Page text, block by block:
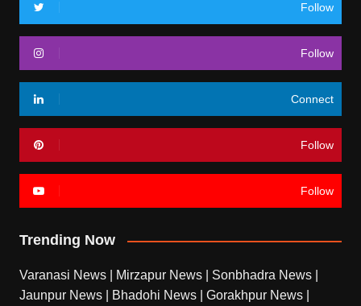
Follow
Follow
Connect
Follow
Follow
Trending Now
Varanasi News Mirzapur News Sonbhadra News
Jaunpur News
Bhadohi News Gorakhpur News